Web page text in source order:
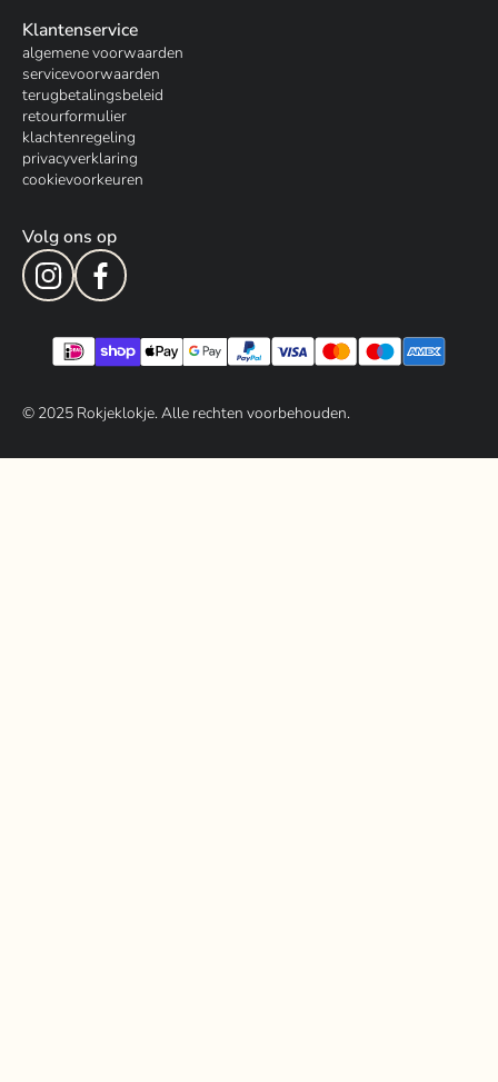
Klantenservice
algemene voorwaarden
servicevoorwaarden
terugbetalingsbeleid
retourformulier
klachtenregeling
privacyverklaring
cookievoorkeuren
Volg ons op
© 2025Rokjeklokje. Alle rechten voorbehouden.